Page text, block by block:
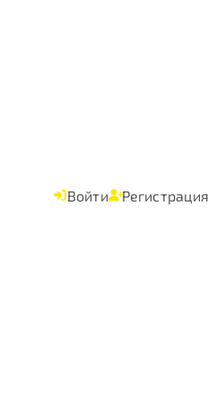
Войти Регистрация